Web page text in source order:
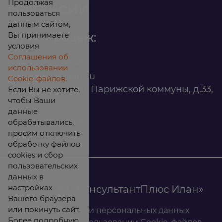
Вакансии
Офис продаж:
infomarket@ilan.su
г. Красноярск, ул. Парижской коммуны, д.33,
помещ. 302
ИНН: 2465263327
© 2026 ООО «КонсультантПлюс Илан»
Политика обработки персональных данных
Продолжая
пользоваться
данным сайтом,
Вы принимаете
условия
Соглашения об
использовании
Cookie-файлов.
Если Вы не хотите,
чтобы Ваши
данные
обрабатывались,
просим отключить
обработку файлов
cookies и сбор
пользовательских
данных в
настройках
Вашего браузера
или покинуть сайт.